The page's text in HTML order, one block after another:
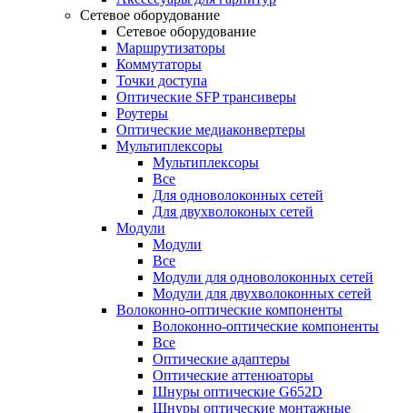
Сетевое оборудование
Сетевое оборудование
Маршрутизаторы
Коммутаторы
Точки доступа
Оптические SFP трансиверы
Роутеры
Оптические медиаконвертеры
Мультиплексоры
Мультиплексоры
Все
Для одноволоконных сетей
Для двухволоконых сетей
Модули
Модули
Все
Модули для одноволоконных сетей
Модули для двухволоконных сетей
Волоконно-оптические компоненты
Волоконно-оптические компоненты
Все
Оптические адаптеры
Оптические аттенюаторы
Шнуры оптические G652D
Шнуры оптические монтажные